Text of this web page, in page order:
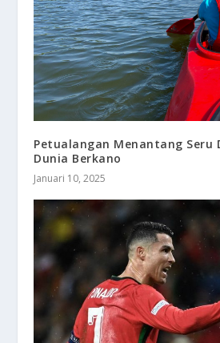
Petualangan Menantang Seru
Dunia Berkano
Januari 10, 2025